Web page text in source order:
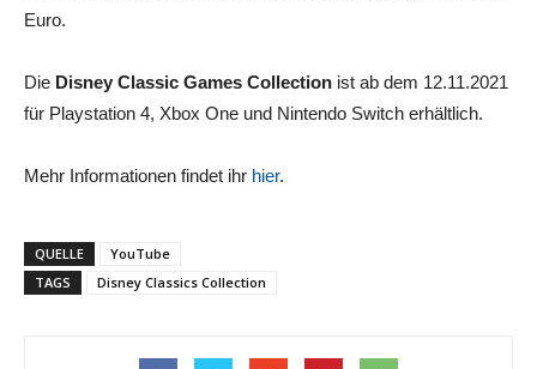
Euro.
Die Disney Classic Games Collection ist ab dem 12.11.2021
für Playstation 4, Xbox One und Nintendo Switch erhältlich.
Mehr Informationen findet ihr hier.
QUELLE
YouTube
TAGS
Disney Classics Collection